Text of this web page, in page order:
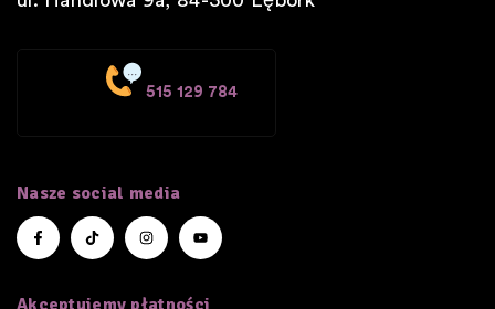
515 129 784
Nasze social media